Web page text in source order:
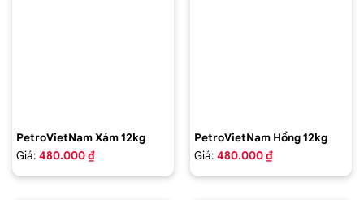
PetroVietNam Xám 12kg
Giá: 480.000 ₫
PetroVietNam Hồng 12kg
Giá: 480.000 ₫